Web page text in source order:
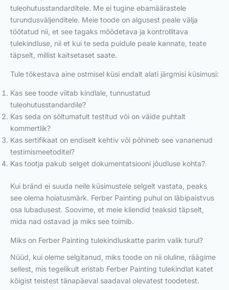
tuleohutusstandarditele. Me ei tugine ebamäärastele
turundusväljenditele. Meie toode on algusest peale välja
töötatud nii, et see tagaks mõõdetava ja kontrollitava
tulekindluse, nii et kui te seda puidule peale kannate, teate
täpselt, millist kaitsetaset saate.
Tule tõkestava aine ostmisel küsi endalt alati järgmisi küsimusi:
Kas see toode viitab kindlale, tunnustatud
tuleohutusstandardile?
Kas seda on sõltumatult testitud või on väide puhtalt
kommertlik?
Kas sertifikaat on endiselt kehtiv või põhineb see vananenud
testimismeetoditel?
Kas tootja pakub selget dokumentatsiooni jõudluse kohta?
Kui bränd ei suuda neile küsimustele selgelt vastata, peaks
see olema hoiatusmärk. Ferber Painting puhul on läbipaistvus
osa lubadusest. Soovime, et meie kliendid teaksid täpselt,
mida nad ostavad ja miks see toimib.
Miks on Ferber Painting tulekindluskatte parim valik turul?
Nüüd, kui oleme selgitanud, miks toode on nii oluline, räägime
sellest, mis tegelikult eristab Ferber Painting tulekindlat katet
kõigist teistest tänapäeval saadaval olevatest toodetest.